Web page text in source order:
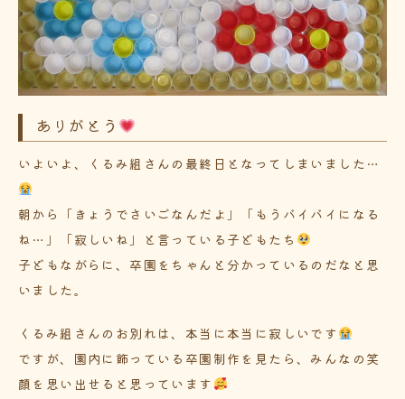
ありがとう
いよいよ、くるみ組さんの最終日となってしまいました…
朝から「きょうでさいごなんだよ」「もうバイバイになる
ね…」「寂しいね」と言っている子どもたち
子どもながらに、卒園をちゃんと分かっているのだなと思
いました。
くるみ組さんのお別れは、本当に本当に寂しいです
ですが、園内に飾っている卒園制作を見たら、みんなの笑
顔を思い出せると思っています